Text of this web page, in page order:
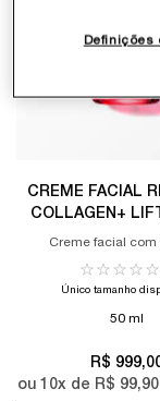
CREME FACIAL
COLLAGEN+
CREAM
Creme facial com
Único tamanho
50 ml
R$
ou 10x de R$ 99,90
Definições